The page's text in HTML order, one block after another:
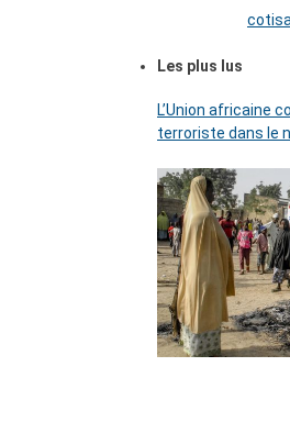
Les plus lus
L’Union africaine
terroriste dans le